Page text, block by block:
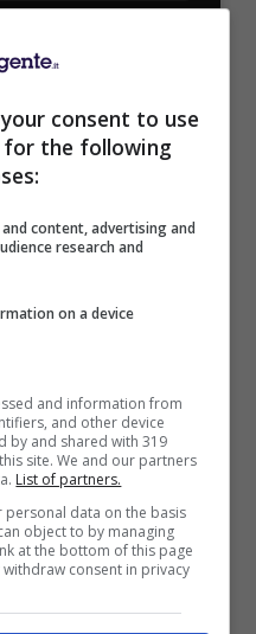
fino a 50€
sport e scommesse
100% fino a 2000€
fino a 50€ in Bonus
consent to use
the following
content, advertising and
research and
on a device
and information from
and other device
by and shared with 319
site. We and our partners
List of partners.
personal data on the basis
object to by managing
at the bottom of this page
consent in privacy